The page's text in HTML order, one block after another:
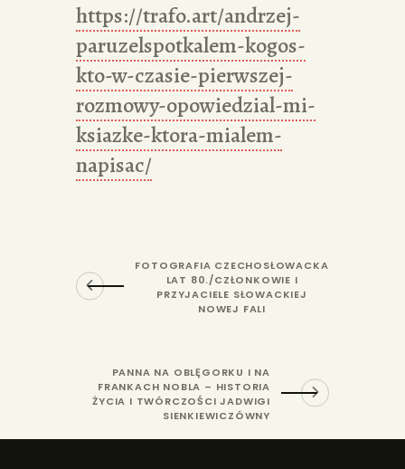
https://trafo.art/andrzej-
paruzelspotkalem-kogos-
kto-w-czasie-pierwszej-
rozmowy-opowiedzial-mi-
ksiazke-ktora-mialem-
napisac/
FOTOGRAFIA CZECHOSŁOWACKA
LAT 80./CZŁONKOWIE I
PRZYJACIELE SŁOWACKIEJ
NOWEJ FALI
PANNA NA OBLĘGORKU I NA
FRANKACH NOBLA – HISTORIA
ŻYCIA I TWÓRCZOŚCI JADWIGI
SIENKIEWICZÓWNY